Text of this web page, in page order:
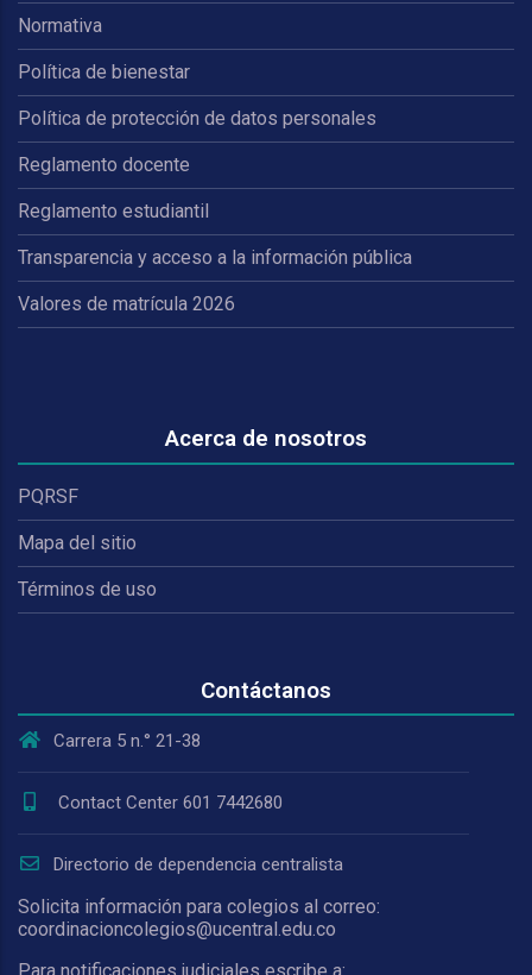
Normativa
Política de bienestar
Política de protección de datos personales
Reglamento docente
Reglamento estudiantil
Transparencia y acceso a la información pública
Valores de matrícula 2026
Acerca de nosotros
PQRSF
Mapa del sitio
Términos de uso
Contáctanos
Carrera 5 n.° 21-38
Contact Center 601 7442680
Directorio de dependencia centralista
Solicita información para colegios al correo:
coordinacioncolegios@ucentral.edu.co